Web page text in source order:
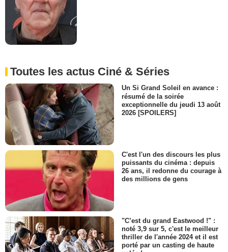
Toutes les actus Ciné & Séries
Un Si Grand Soleil en avance :
résumé de la soirée
exceptionnelle du jeudi 13 août
2026 [SPOILERS]
C'est l'un des discours les plus
puissants du cinéma : depuis
26 ans, il redonne du courage à
des millions de gens
"C’est du grand Eastwood !" :
noté 3,9 sur 5, c'est le meilleur
thriller de l'année 2024 et il est
porté par un casting de haute